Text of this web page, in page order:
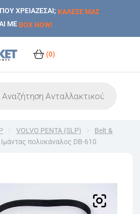
ΧΡΕΙΑΖΕΣΑΙ; ΚΑΛΕΣΕ ΜΑΣ
ΜΕ BOX NOW!
(0)
VOLVO PENTA (SLP)
Belt &
Ιμάντας πολυκάναλος DB-610